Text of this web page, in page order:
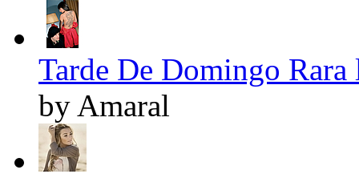
Tarde De Domingo
by Amaral